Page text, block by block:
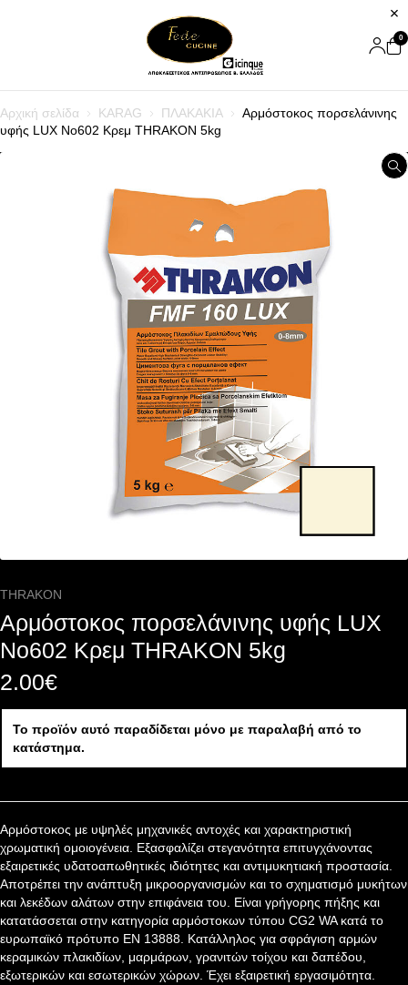
0
Αρχική σελίδα KARAG ΠΛΑΚΑΚΙΑ
Αρμόστοκος πορσελάνινης
υφής LUX Nο602 Κρεμ THRAKON 5kg
THRAKON
Αρμόστοκος πορσελάνινης υφής LUX
Nο602 Κρεμ THRAKON 5kg
2.00€
Το προϊόν αυτό παραδίδεται μόνο με παραλαβή από το
κατάστημα.
Αρμόστοκος με υψηλές μηχανικές αντοχές και χαρακτηριστική
χρωματική ομοιογένεια. Εξασφαλίζει στεγανότητα επιτυγχάνοντας
εξαιρετικές υδατοαπωθητικές ιδιότητες και αντιμυκητιακή προστασία.
Αποτρέπει την ανάπτυξη μικροοργανισμών και το σχηματισμό μυκήτων
και λεκέδων αλάτων στην επιφάνεια του. Είναι γρήγορης πήξης και
κατατάσσεται στην κατηγορία αρμόστοκων τύπου CG2 WA κατά το
ευρωπαϊκό πρότυπο EN 13888. Κατάλληλος για σφράγιση αρμών
κεραμικών πλακιδίων, μαρμάρων, γρανιτών τοίχου και δαπέδου,
εξωτερικών και εσωτερικών χώρων. Έχει εξαιρετική εργασιμότητα.